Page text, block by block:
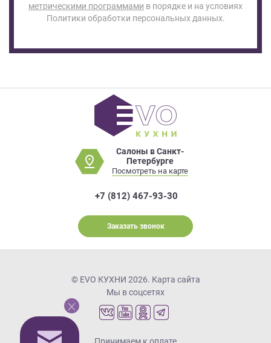
метрическими программами в порядке и на условиях
Политики обработки персональных данных.
Салоны в Санкт-
Петербурге
Посмотреть на карте
+7 (812) 467-93-30
Заказать звонок
© EVO КУХНИ 2026. Карта сайта
Мы в соцсетях